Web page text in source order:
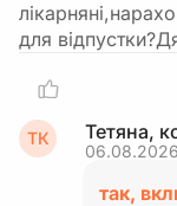
для
ТК Тетяна,
так,